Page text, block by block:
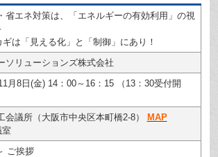
省エネ対策は、「エネルギーの有効利用」の視
ギは「見える化」と「制御」にあり！
ソリューションズ株式会社
月8日(金) 14：00～16：15 （13：30受付開
会議所（大阪市中央区本町橋2-8）
MAP
室
ご挨拶